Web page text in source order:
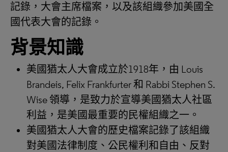
記錄，大會主席檔案，以及該組織參加美國全
國代表大會的記錄。
背景知識
美國猶太人大會成立於1918年，由 Louis
Brandeis, Felix Frankfurter 和 Rabbi Stephen S.
Wise 領導，是致力於宣導美國猶太人社區
利益，是美國最重要的民權組織之一。
美國猶太人大會的歷史檔案記錄了該組織
對美國法律制度、公民權利和自由、反對